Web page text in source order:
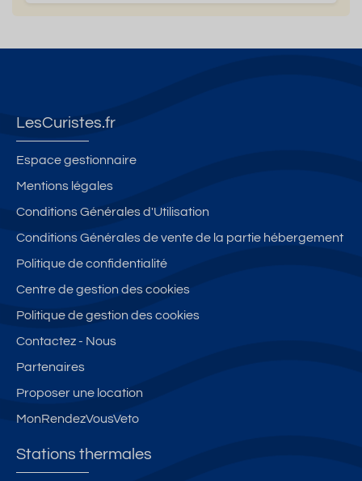
LesCuristes.fr
Espace gestionnaire
Mentions légales
Conditions Générales d'Utilisation
Conditions Générales de vente de la partie hébergement
Politique de confidentialité
Centre de gestion des cookies
Politique de gestion des cookies
Contactez - Nous
Partenaires
Proposer une location
MonRendezVousVeto
Stations thermales